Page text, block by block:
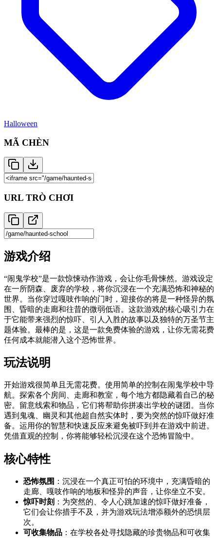
Halloween
MÃ CHÈN
URL TRÒ CHƠI
游戏介绍
“闹鬼学校”是一款惊悚动作游戏，会让你毛骨悚然。游戏设定
在一所阴森、废弃的学校，将你沉浸在一个充满恐怖和神秘的
世界。当你穿过嘎吱作响的门时，迎接你的将是一种怪异的氛
围、昏暗的走廊和往昔的微弱低语。这款游戏的核心吸引力在
于它能带来强烈的惊吓、引人入胜的故事以及独特的万圣节主
题体验。最棒的是，这是一款免费体验的游戏，让你无需花费
任何成本就能潜入这个恐怖世界。
玩法说明
开始游戏很简单且无需花费。使用简单的控制在闹鬼学校中导
航。探索各个房间、走廊和教室，每个地方都隐藏着自己的秘
密。留意线索和物品，它们将帮助你拼凑出学校的谜团。当你
遇到鬼魂、幽灵和其他超自然实体时，要为突然的惊吓做好准
备。运用你的智慧和快速反应来避免被吓到并在游戏中前进。
凭借直观的控制，你将能够轻松沉浸在这个恐怖冒险中。
核心特性
恐怖氛围 ：沉浸在一个真正可怕的环境中，充满昏暗的
走廊、嘎吱作响的地板和怪异的声音，让你坐立不安。
惊吓时刻 ：为突然的、令人心跳加速的惊吓做好准备，
它们会让你措手不及，并为游戏玩法增添额外的恐惧层
次。
可收集物品 ：在学校各处寻找隐藏的珍贵物品和可收集